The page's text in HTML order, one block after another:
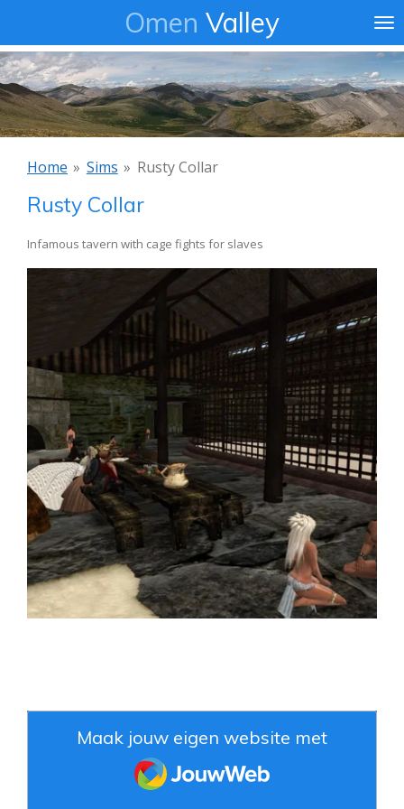
naar
de
hoofdinhoud
Omen Valley
Home » Sims » Rusty Collar
Rusty Collar
Infamous tavern with cage fights for slaves
Maak jouw eigen website met
JouwWeb